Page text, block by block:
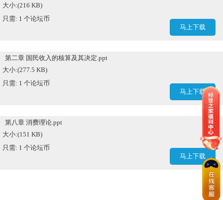
大小:(216 KB)
只需: 1 个论坛币
马上下载
第二章 国民收入的核算及其决定.ppt
大小:(277.5 KB)
只需: 1 个论坛币
马上下载
第八章 消费理论.ppt
大小:(151 KB)
只需: 1 个论坛币
马上下载